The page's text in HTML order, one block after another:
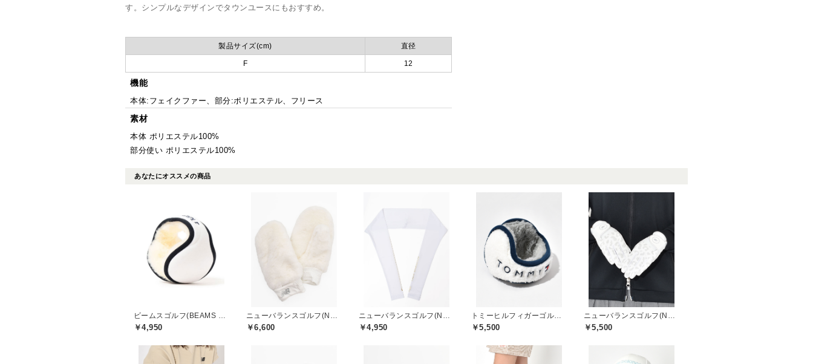
す。シンプルなデザインでタウンユースにもおすすめ。
製品サイズ(cm) 直径
F 12
機能
本体:フェイクファー、部分:ポリエステル、フリース
素材
本体 ポリエステル100%
部分使い ポリエステル100%
あなたにオススメの商品
￥4,950 ￥6,600 ￥4,950 ￥5,500 ￥5,500